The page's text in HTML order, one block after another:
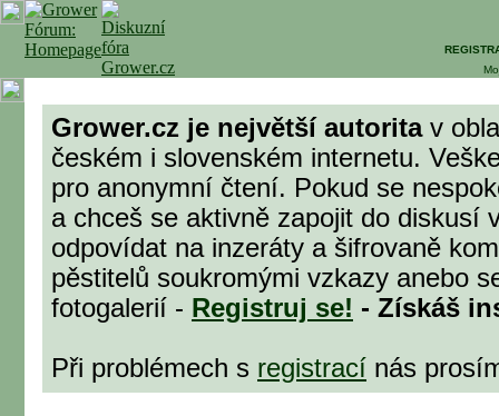
Grower.cz je největší autoritav
českém i slovenském internetu.
pro anonymní čtení. Pokud se
a chceš se aktivně zapojit do diskusí
odpovídat na inzeráty a šifrovaně
pěstitelů soukromými vzkazy anebo
fotogalerií - Registruj se! - Získáš
Při problémech s registrací nás